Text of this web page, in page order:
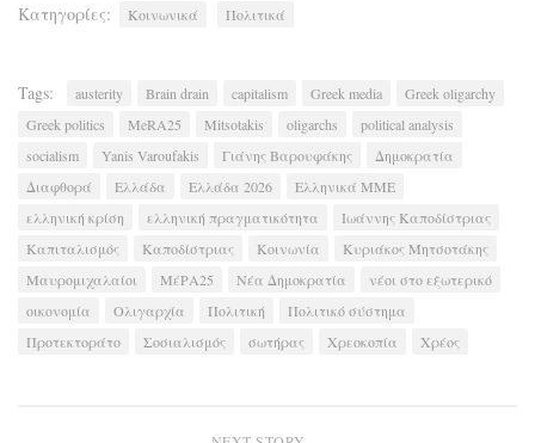
Κατηγορίες: Κοινωνικά Πολιτικά
Tags: austerity Brain drain capitalism Greek media
Greek oligarchy
Greek politics
MeRA25 Mitsotakis oligarchs
political analysis
socialism
Yanis Varoufakis Γιάνης Βαρουφάκης
Δημοκρατία
Διαφθορά
Ελλάδα Ελλάδα 2026
Ελληνικά ΜΜΕ
ελληνική κρίση
ελληνική πραγματικότητα
Ιωάννης Καποδίστριας
Καπιταλισμός
Καποδίστριας Κοινωνία
Κυριάκος Μητσοτάκης
Μαυρομιχαλαίοι
ΜέΡΑ25 Νέα Δημοκρατία
νέοι στο εξωτερικό
οικονομία
Ολιγαρχία Πολιτική
Πολιτικό σύστημα
Προτεκτοράτο
Σοσιαλισμός σωτήρας Χρεοκοπία Χρέος